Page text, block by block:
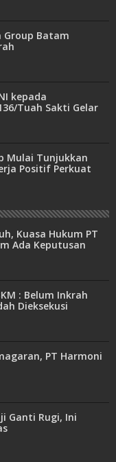
Group Batam
kepada
Tuah Sakti Gelar
Kalome
Mulai Tunjukkan
Positif Perkuat
Kuasa Hukum PT
Ada Keputusan
: Belum Inkrah
Dieksekusi
PT Harmoni
Ganti Rugi, Ini